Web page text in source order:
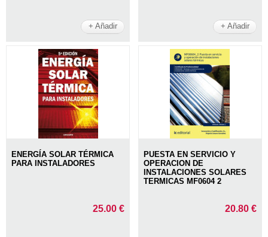
+ Añadir + Añadir
ENERGÍA SOLAR TÉRMICA
PARA INSTALADORES
25.00 €
PUESTA EN SERVICIO Y
OPERACION DE
INSTALACIONES SOLARES
TERMICAS MF0604 2
20.80 €